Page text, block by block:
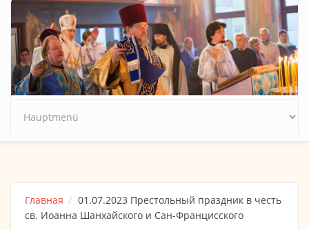
Главная
01.07.2023 Престольный праздник в честь
св. Иоанна Шанхайского и Сан-Францисского